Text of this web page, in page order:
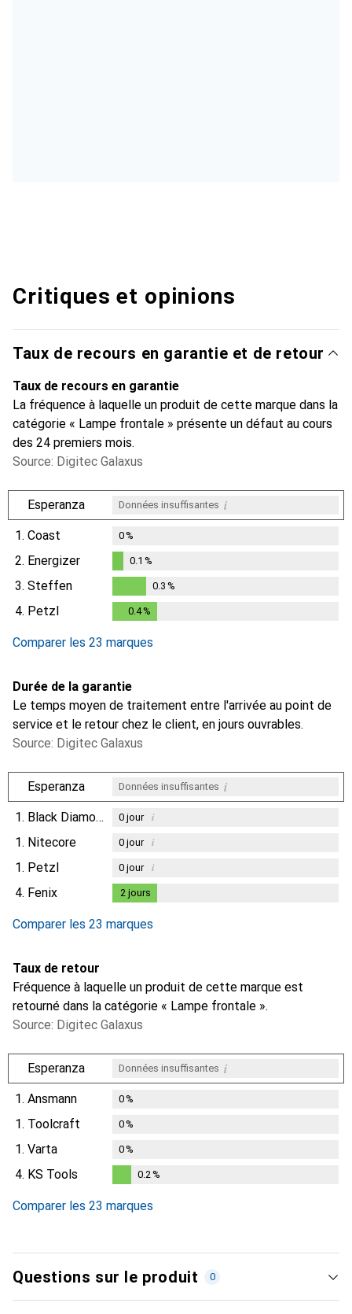
Critiques et opinions
Taux de recours en garantie et de retour
Taux de recours en garantie
La fréquence à laquelle un produit de cette marque dans la
catégorie « Lampe frontale » présente un défaut au cours
des 24 premiers mois.
Source: Digitec Galaxus
Esperanza Données insuffisantes i
1. Coast 0%
2. Energizer
%
0.1 %
3. Steffen
0.3%
0.3 %
4. Petzl 0.4%
Comparer les 23 marques
Durée de la garantie
Le temps moyen de traitement entre l'arrivée au point de
service et le retour chez le client, en jours ouvrables.
Source: Digitec Galaxus
Esperanza Données insuffisantes i
1. Black Diamond 0jour i
1. Nitecore 0jour i
1. Petzl 0jour i
4. Fenix 2 jours
Comparer les 23 marques
Taux de retour
Fréquence à laquelle un produit de cette marque est
retourné dans la catégorie « Lampe frontale ».
Source: Digitec Galaxus
Esperanza Données insuffisantes i
1. Ansmann 0%
1. Toolcraft 0%
1. Varta 0%
4. KS Tools 0.2%
Comparer les 23 marques
Questions sur le produit 0